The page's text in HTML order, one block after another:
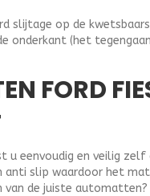
slijtage op de
onderkant (het tegengaan
FORD
eenvoudig en veilig zelf
anti slip waardoor het
de juiste automatten?